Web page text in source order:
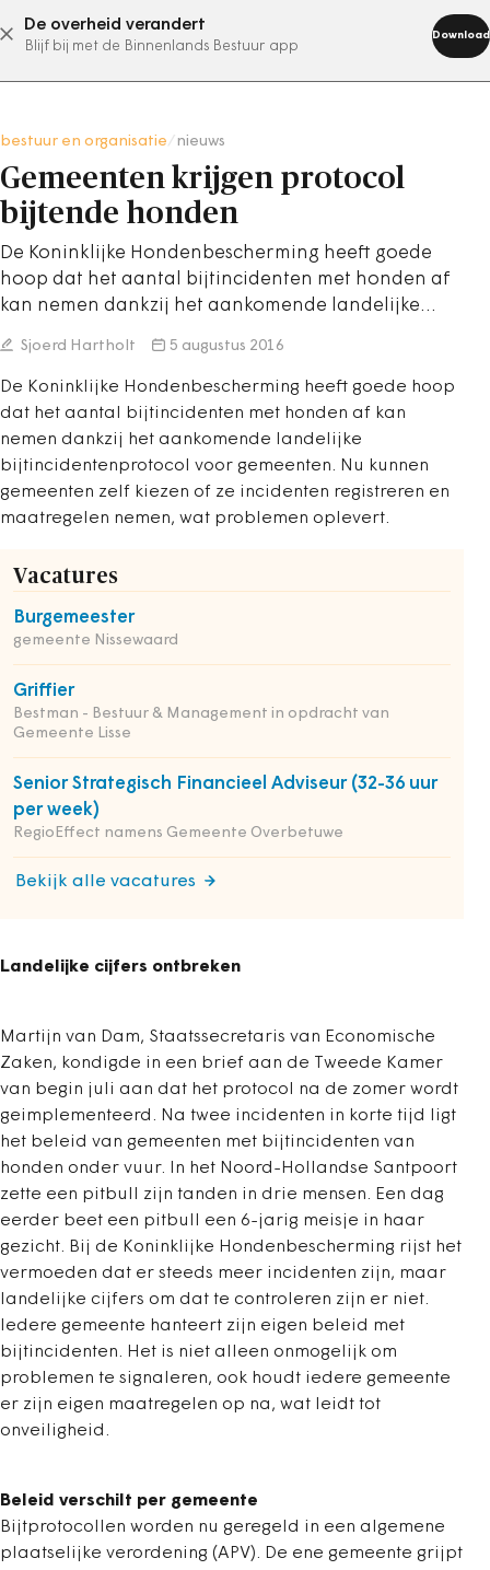
De overheid verandert
Blijf bij met de Binnenlands Bestuur app
Download
abonneer nu
bestuur en organisatie nieuws
Gemeenten krijgen protocol
bijtende honden
De Koninklijke Hondenbescherming heeft goede
hoop dat het aantal bijtincidenten met honden af
kan nemen dankzij het aankomende landelijke…
Sjoerd Hartholt 5 augustus 2016
De Koninklijke Hondenbescherming heeft goede hoop
dat het aantal bijtincidenten met honden af kan
nemen dankzij het aankomende landelijke
bijtincidentenprotocol voor gemeenten. Nu kunnen
gemeenten zelf kiezen of ze incidenten registreren en
maatregelen nemen, wat problemen oplevert.
Vacatures
Burgemeester
gemeente Nissewaard
Griffier
Bestman - Bestuur & Management in opdracht van
Gemeente Lisse
Senior Strategisch Financieel Adviseur (32-36 uur
per week)
RegioEffect namens Gemeente Overbetuwe
Bekijk alle vacatures
Landelijke cijfers ontbreken
Martijn van Dam, Staatssecretaris van Economische
Zaken, kondigde in een brief aan de Tweede Kamer
van begin juli aan dat het protocol na de zomer wordt
geimplementeerd. Na twee incidenten in korte tijd ligt
het beleid van gemeenten met bijtincidenten van
honden onder vuur. In het Noord-Hollandse Santpoort
zette een pitbull zijn tanden in drie mensen. Een dag
eerder beet een pitbull een 6-jarig meisje in haar
gezicht. Bij de Koninklijke Hondenbescherming rijst het
vermoeden dat er steeds meer incidenten zijn, maar
landelijke cijfers om dat te controleren zijn er niet.
Iedere gemeente hanteert zijn eigen beleid met
bijtincidenten. Het is niet alleen onmogelijk om
problemen te signaleren, ook houdt iedere gemeente
er zijn eigen maatregelen op na, wat leidt tot
onveiligheid.
Beleid verschilt per gemeente
Bijtprotocollen worden nu geregeld in een algemene
plaatselijke verordening (APV). De ene gemeente grijpt